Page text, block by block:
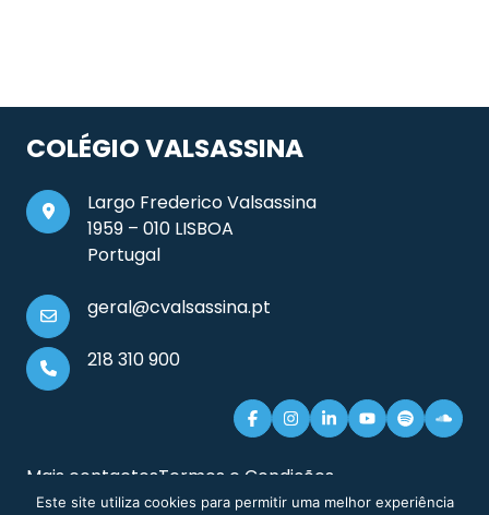
COLÉGIO VALSASSINA
Largo Frederico Valsassina
1959 – 010 LISBOA
Portugal
geral@cvalsassina.pt
218 310 900
Mais contactosTermos e Condições
Documentos e Informação LegalSitemap
Este site utiliza cookies para permitir uma melhor experiência